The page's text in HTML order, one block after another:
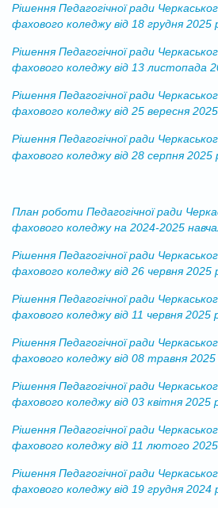
Рішення Педагогічної ради
фахового коледжу від 18 грудня 2025
Рішення Педагогічної ради
фахового коледжу від 13 листопада
Рішення Педагогічної ради
фахового коледжу від 25 вересня
Рішення Педагогічної ради
фахового коледжу від 28 серпня 2025
План роботи Педагогічної ради
фахового коледжу на 2024-2025
Рішення Педагогічної ради
фахового коледжу від 26 червня 2025
Рішення Педагогічної ради
фахового коледжу від 11 червня 2025
Рішення Педагогічної ради
фахового коледжу від 08 травня 2025
Рішення Педагогічної ради
фахового коледжу від 03 квітня 2025
Рішення Педагогічної ради
фахового коледжу від 11 лютого
Рішення Педагогічної ради
фахового коледжу від 19 грудня 2024